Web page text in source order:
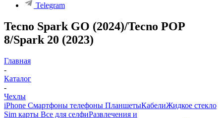
Telegram
Tecno Spark GO (2024)/Tecno POP
8/Spark 20 (2023)
Главная
-
Каталог
-
Чехлы
iPhone Смартфоны телефоны ПланшетыКабелиЖидкое стекло
Sim карты Все для селфиРазвлечения и